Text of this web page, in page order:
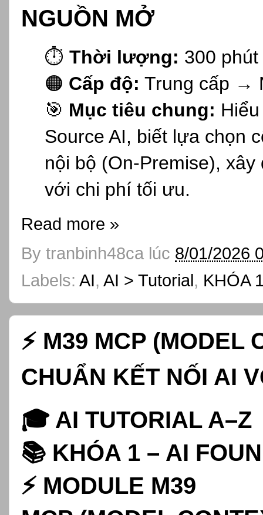
NGUỒN MỞ
⏱️ Thời lượng: 300 phút
🟠 Cấp độ: Trung cấp →
🎯 Mục tiêu chung:
Source AI, biết lựa chọn
nội bộ (On-Premise),
với chi phí tối ưu.
Read more »
By tranbinh48ca lúc 8/01/2026
Labels: AI, AI > Tutorial, KHÓA
⚡ M39 MCP (MODEL
CHUẨN KẾT NỐI AI
🎓 AI TUTORIAL A–Z
📚 KHÓA 1 – AI
⚡ MODULE M39